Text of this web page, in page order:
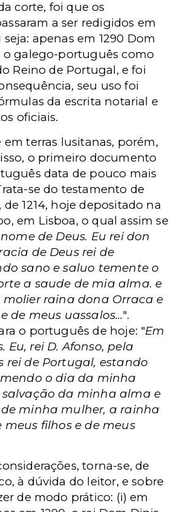
corte, foi que os
a ser redigidos em
apenas em 1290 Dom
o galego-português como
Reino de Portugal, e foi
seu uso foi
da escrita notarial e
oficiais.
em terras lusitanas, porém,
o primeiro documento
data de pouco mais
se do testamento de
1214, hoje depositado na
em Lisboa, o qual assim se
de Deus. Eu rei don
de Deus rei de
sano e saluo temente o
a saude de mia alma. e
raina dona Orraca e
de meus uassalos…".
o português de hoje: "Em
Eu, rei D. Afonso, pela
rei de Portugal, estando
o dia da minha
da minha alma e
minha mulher, a rainha
meus filhos e de meus
torna-se, de
à dúvida do leitor, e sobre
de modo prático: (i) em